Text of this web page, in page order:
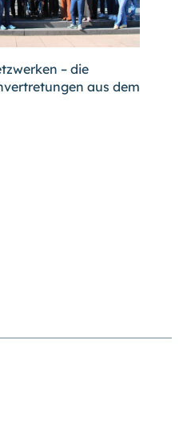
– die
aus dem